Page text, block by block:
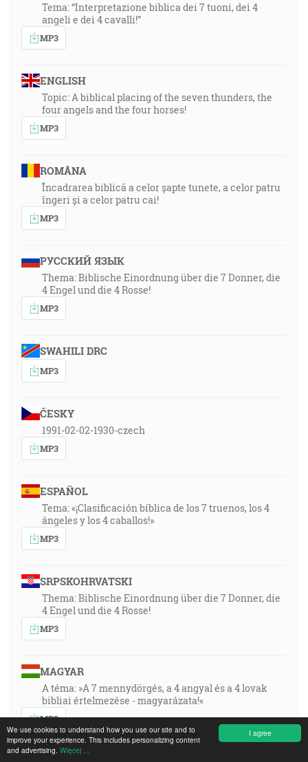
I agree
We use cookies to understand how you use our site and to
improve your experience. This includes personalizing content
and advertising. Więcej ...
Tema: “Interpretazione biblica dei 7 tuoni, dei 4
angeli e dei 4 cavalli!”
MP3
ENGLISH
Topic: A biblical placing of the seven thunders, the
four angels and the four horses!
MP3
ROMÂNA
Încadrarea biblică a celor șapte tunete, a celor patru
îngeri și a celor patru cai!
MP3
РУССКИЙ ЯЗЫК
Thema: Biblische Einordnung über die 7 Donner, die
4 Engel und die 4 Rosse!
MP3
SWAHILI DRC
MP3
ČESKY
1991-02-02-1930-czech
MP3
ESPAÑOL
Tema: «¡Clasificación bíblica de los 7 truenos, los 4
ángeles y los 4 caballos!»
MP3
SRPSKOHRVATSKI
Thema: Biblische Einordnung über die 7 Donner, die
4 Engel und die 4 Rosse!
MP3
MAGYAR
A téma: »A 7 mennydörgés, a 4 angyal és a 4 lovak
bibliai értelmezése - magyarázata!«
MP3